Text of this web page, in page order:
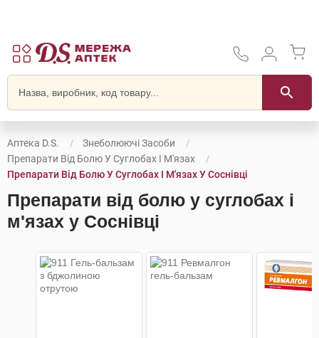
Аптека D.S.
Знеболюючі Засоби
Препарати Від Болю У Суглобах І М'язах
Препарати Від Болю У Суглобах І М'язах У Соснівці
Препарати від болю у суглобах і
м'язах у Соснівці